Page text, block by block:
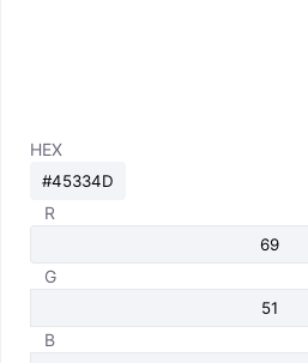
HEX
R
G
B